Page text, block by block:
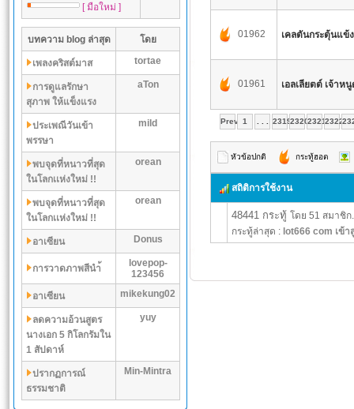
[ มือใหม่ ]
บทความ blog ล่าสุด โดย
เพลงคริสต์มาส tortae
การดูแลรักษา
สุภาพ ให้แข็งแรง
aTon
ประเพณีวันเข้า
พรรษา
mild
พบจุดที่หนาวที่สุด
ในโลกเเห่งใหม่ !!
orean
พบจุดที่หนาวที่สุด
ในโลกเเห่งใหม่ !!
orean
อาเซียน Donus
การวาดภาพสีนำ้
lovepop-
123456
อาเซียน
mikekung02
ลดความอ้วนสูตร
นางเอก 5 กิโลกรัมใน
1 สัปดาห์
yuy
ปรากฏการณ์
ธรรมชาติ
Min-Mintra
01962 เคลตันกระตุ้นแข้
01961 เอลเลียตต์ เจ้าห
Prev 1 2319232023212322
หัวข้อปกติ กระทู้ฮอต
สถิติการใช้งาน
48441 กระทู้ โดย 51 สมาชิ
กระทู้ล่าสุด : lot666 com เข้